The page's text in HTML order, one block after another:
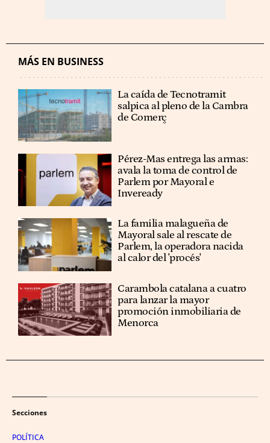
MÁS EN BUSINESS
La caída de Tecnotramit
salpica al pleno de la Cambra
de Comerç
Pérez-Mas entrega las armas:
avala la toma de control de
Parlem por Mayoral e
Inveready
La familia malagueña de
Mayoral sale al rescate de
Parlem, la operadora nacida
al calor del 'procés'
Carambola catalana a cuatro
para lanzar la mayor
promoción inmobiliaria de
Menorca
Secciones
POLÍTICA